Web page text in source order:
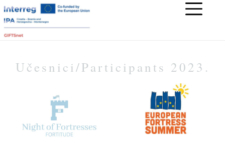
Učesnici/Participants 2023.